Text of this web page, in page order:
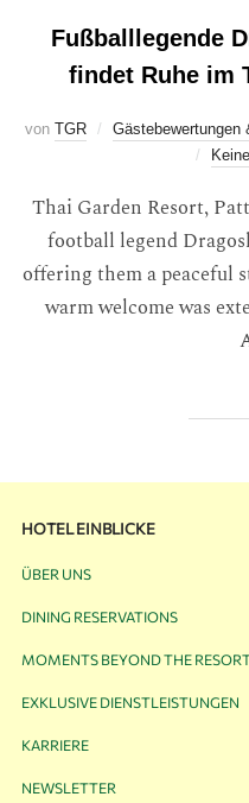
Fußballlegende
findet Ruhe im
von TGR Gästebewertungen
Thai Garden Resort,
football legend
offering them a peaceful
warm welcome was
HOTEL EINBLICKE
ÜBER UNS
DINING RESERVATIONS
MOMENTS BEYOND THE
EXKLUSIVE DIENSTLEISTUNGEN
KARRIERE
NEWSLETTER